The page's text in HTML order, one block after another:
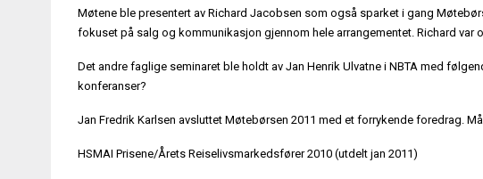
Møtene ble presentert av Richard Jacobsen som også sparket i gang
fokuset på salg og kommunikasjon gjennom hele arrangementet. Richard var
Det andre faglige seminaret ble holdt av Jan Henrik Ulvatne i NBTA med
konferanser?
Jan Fredrik Karlsen avsluttet Møtebørsen 2011 med et forrykende foredrag.
HSMAI Prisene/Årets Reiselivsmarkedsfører 2010 (utdelt jan 2011)